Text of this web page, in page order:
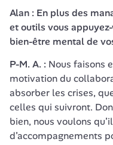
Alan : En plus des
et outils vous
bien-être mental de
P-M. A. : Nous faisons
motivation du
absorber les crises,
celles qui suivront.
bien, nous voulons
d’accompagnements